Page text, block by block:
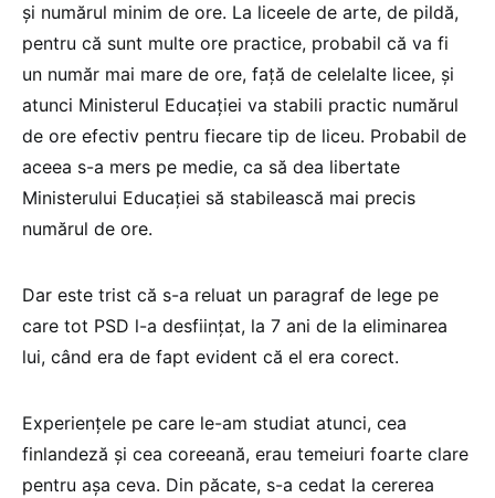
și numărul minim de ore. La liceele de arte, de pildă,
pentru că sunt multe ore practice, probabil că va fi
un număr mai mare de ore, față de celelalte licee, și
atunci Ministerul Educației va stabili practic numărul
de ore efectiv pentru fiecare tip de liceu. Probabil de
aceea s-a mers pe medie, ca să dea libertate
Ministerului Educației să stabilească mai precis
numărul de ore.
Dar este trist că s-a reluat un paragraf de lege pe
care tot PSD l-a desființat, la 7 ani de la eliminarea
lui, când era de fapt evident că el era corect.
Experiențele pe care le-am studiat atunci, cea
finlandeză și cea coreeană, erau temeiuri foarte clare
pentru așa ceva. Din păcate, s-a cedat la cererea